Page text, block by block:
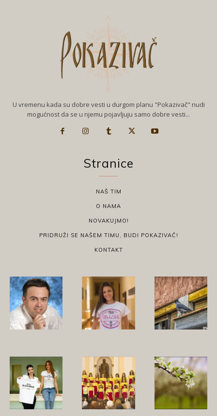
U vremenu kada su dobre vesti u durgom planu "Pokazivač" nudi
mogućnost da se u njemu pojavljuju samo dobre vesti...
Stranice
NAŠ TIM
O NAMA
NOVAKUJMO!
PRIDRUŽI SE NAŠEM TIMU, BUDI POKAZIVAČ!
KONTAKT